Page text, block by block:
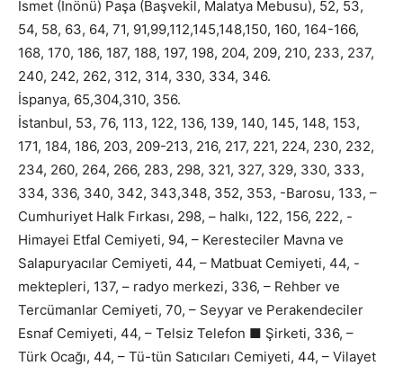
İsmet (İnönü) Paşa (Başvekil, Malatya Mebusu), 52, 53,
54, 58, 63, 64, 71, 91,99,112,145,148,150, 160, 164-166,
168, 170, 186, 187, 188, 197, 198, 204, 209, 210, 233, 237,
240, 242, 262, 312, 314, 330, 334, 346.
İspanya, 65,304,310, 356.
İstanbul, 53, 76, 113, 122, 136, 139, 140, 145, 148, 153,
171, 184, 186, 203, 209-213, 216, 217, 221, 224, 230, 232,
234, 260, 264, 266, 283, 298, 321, 327, 329, 330, 333,
334, 336, 340, 342, 343,348, 352, 353, -Barosu, 133, –
Cumhuriyet Halk Fırkası, 298, – halkı, 122, 156, 222, -
Himayei Etfal Cemiyeti, 94, – Keresteciler Mavna ve
Salapuryacılar Cemiyeti, 44, – Matbuat Cemiyeti, 44, -
mektepleri, 137, – radyo merkezi, 336, – Rehber ve
Tercümanlar Cemiyeti, 70, – Seyyar ve Perakendeciler
Esnaf Cemiyeti, 44, – Telsiz Telefon ■ Şirketi, 336, –
Türk Ocağı, 44, – Tü-tün Satıcıları Cemiyeti, 44, – Vilayet